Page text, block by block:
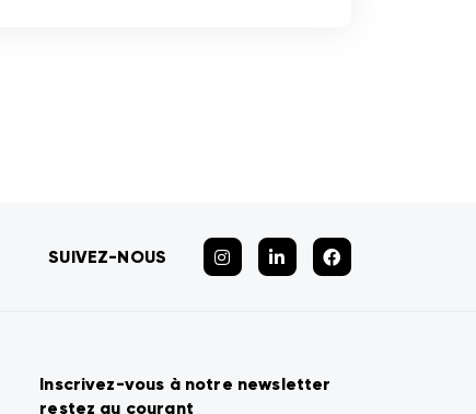
SUIVEZ-NOUS
Inscrivez-vous à notre newsletter
restez au courant